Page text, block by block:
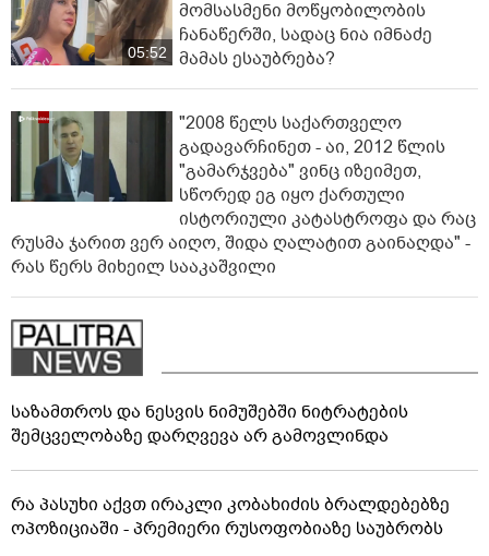
05:52
მომსასმენი მოწყობილობის
ჩანაწერში, სადაც ნია იმნაძე
მამას ესაუბრება?
"2008 წელს საქართველო
გადავარჩინეთ - აი, 2012 წლის
"გამარჯვება" ვინც იზეიმეთ,
სწორედ ეგ იყო ქართული
ისტორიული კატასტროფა და რაც
რუსმა ჯარით ვერ აიღო, შიდა ღალატით გაინაღდა" -
რას წერს მიხეილ სააკაშვილი
საზამთროს და ნესვის ნიმუშებში ნიტრატების
შემცველობაზე დარღვევა არ გამოვლინდა
რა პასუხი აქვთ ირაკლი კობახიძის ბრალდებებზე
ოპოზიციაში - პრემიერი რუსოფობიაზე საუბრობს